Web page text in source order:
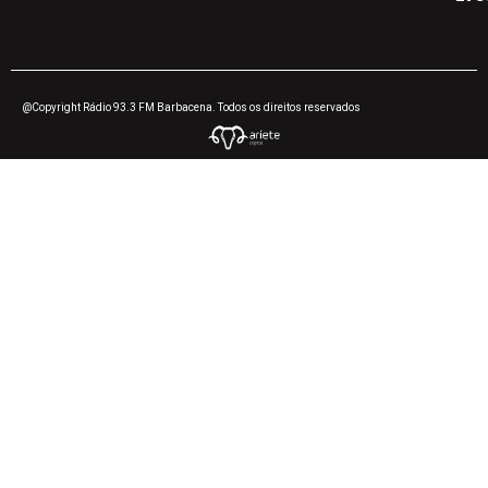
@Copyright Rádio 93.3 FM Barbacena. Todos os direitos reservados